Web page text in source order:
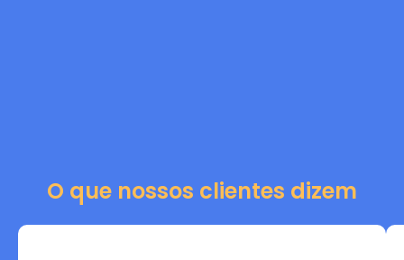
O que nossos clientes dizem